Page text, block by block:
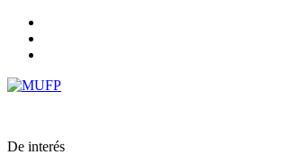
De interés